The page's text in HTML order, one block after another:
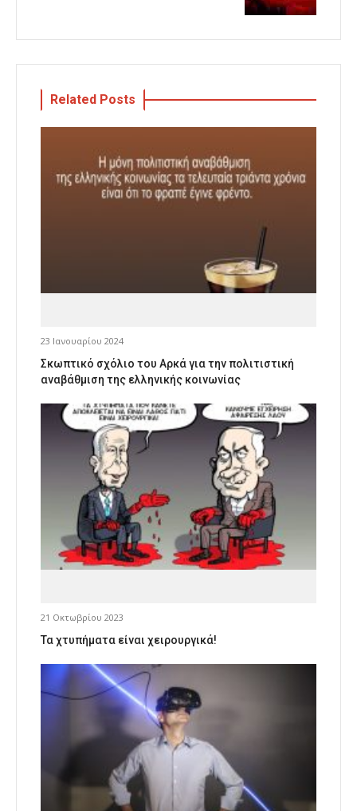
Related Posts
23 Ιανουαρίου 2024
Σκωπτικό σχόλιο του Αρκά για την πολιτιστική
αναβάθμιση της ελληνικής κοινωνίας
21 Οκτωβρίου 2023
Τα χτυπήματα είναι χειρουργικά!